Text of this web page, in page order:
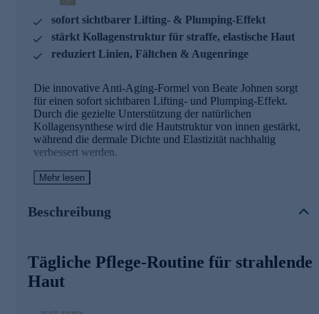
sofort sichtbarer Lifting- & Plumping-Effekt
stärkt Kollagenstruktur für straffe, elastische Haut
reduziert Linien, Fältchen & Augenringe
Die innovative Anti-Aging-Formel von Beate Johnen sorgt
für einen sofort sichtbaren Lifting- und Plumping-Effekt.
Durch die gezielte Unterstützung der natürlichen
Kollagensynthese wird die Hautstruktur von innen gestärkt,
während die dermale Dichte und Elastizität nachhaltig
verbessert werden.
Die Hauptwirkstoffe und ihre Effekte
Innovatives Peptid
Fördert die gezielte Bildung von Kollagen-I- und -III-
Fasern
Verbessert die Netzwerkintegrität der Haut und optimiert
Mehr lesen
Beschreibung
Tägliche Pflege-Routine für strahlende
Haut